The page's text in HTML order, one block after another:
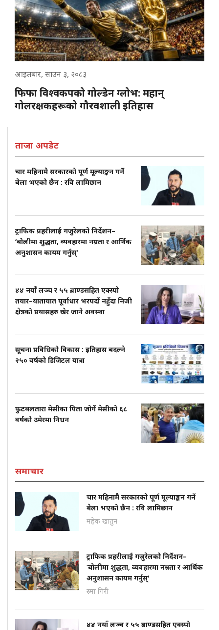
आइतबार, साउन ३, २०८३
फिफा विश्वकपको गोल्डेन ग्लोभ: महान्
गोलरक्षकहरूको गौरवशाली इतिहास
ताजा अपडेट
चार महिनामै सरकारको पूर्ण मूल्याङ्कन गर्ने
बेला भएको छैन : रवि लामिछान
ट्राफिक प्रहरीलाई गजुरेलको निर्देशन–
‘बोलीमा शुद्धता, व्यवहारमा नम्रता र आर्थिक
अनुशासन कायम गर्नुस्'
४४ नयाँ लञ्च र ५५ ब्राण्डसहित एक्स्पो
तयार–यातायात पूर्वाधार भरपर्दो नहुँदा निजी
क्षेत्रको प्रयासहरु खेर जाने अवस्था
सूचना प्रविधिको विकास : इतिहास बदल्ने
२५० वर्षको डिजिटल यात्रा
फुटबलतारा मेसीका पिता जोर्गे मेसीको ६८
वर्षको उमेरमा निधन
समाचार
चार महिनामै सरकारको पूर्ण मूल्याङ्कन गर्ने
बेला भएको छैन : रवि लामिछान
महेक खातुन
ट्राफिक प्रहरीलाई गजुरेलको निर्देशन–
‘बोलीमा शुद्धता, व्यवहारमा नम्रता र आर्थिक
अनुशासन कायम गर्नुस्'
रुस्मा गिरी
४४ नयाँ लञ्च र ५५ ब्राण्डसहित एक्स्पो